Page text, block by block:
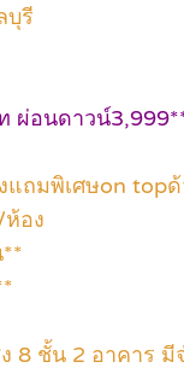
บุรี
ผ่อนดาวน์
แถมพิเศษon top
อง
8 ชั้น 2 อาคาร